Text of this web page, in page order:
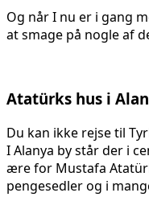
Og når I nu er i gang
at smage på nogle af
Atatürks hus i
Du kan ikke rejse til
I Alanya by står der i
ære for Mustafa
pengesedler og i